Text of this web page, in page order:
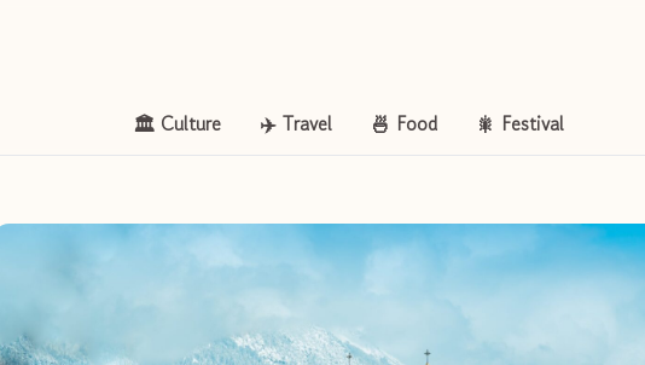
🏛️ Culture ✈️ Travel 🍜 Food 🎇 Festival